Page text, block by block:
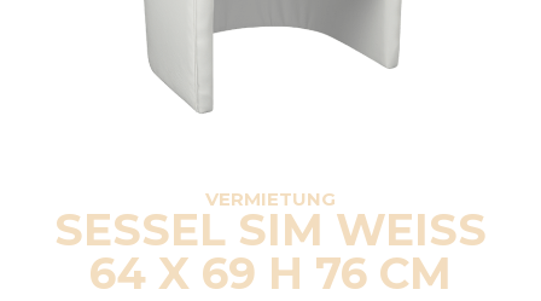
VERMIETUNG
SESSEL SIM WEISS
64 X 69 H 76 CM